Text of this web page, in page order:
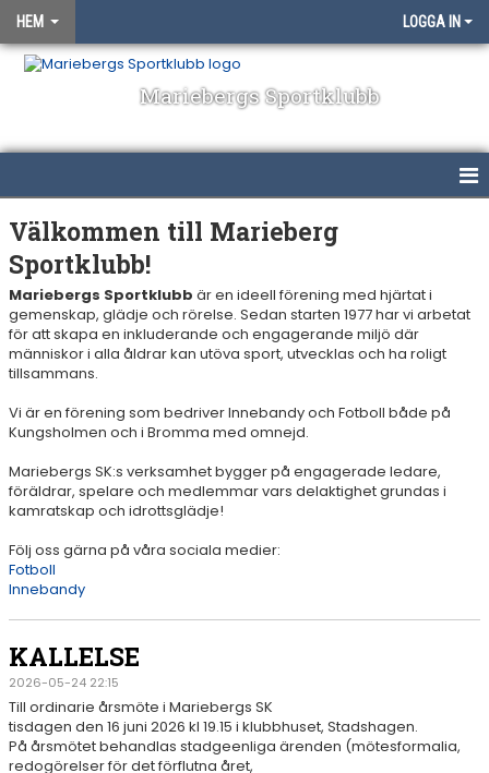
HEM LOGGA IN
Mariebergs Sportklubb
HEM
OM KLUBBEN
NYHETER
KALENDER
BILDGALLERI
VÅRA LAG/TRÄNARE
MATCHER
Välkommen till Marieberg
Sportklubb!
Mariebergs Sportklubb är en ideell förening med hjärtat i
gemenskap, glädje och rörelse. Sedan starten 1977 har vi arbetat
för att skapa en inkluderande och engagerande miljö där
människor i alla åldrar kan utöva sport, utvecklas och ha roligt
tillsammans.
Vi är en förening som bedriver Innebandy och Fotboll både på
Kungsholmen och i Bromma med omnejd.
Mariebergs SK:s verksamhet bygger på engagerade ledare,
föräldrar, spelare och medlemmar vars delaktighet grundas i
kamratskap och idrottsglädje!
Följ oss gärna på våra sociala medier:
Fotboll
Innebandy
KALLELSE
2026-05-24 22:15
Till ordinarie årsmöte i Mariebergs SK
tisdagen den 16 juni 2026 kl 19.15 i klubbhuset, Stadshagen.
På årsmötet behandlas stadgeenliga ärenden (mötesformalia,
redogörelser för det förflutna året,